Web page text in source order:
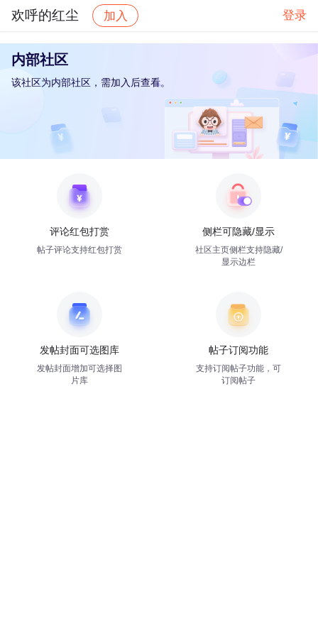
欢呼的红尘 加入 登录
内部社区
该社区为内部社区，需加入后查看。
评论红包打赏
帖子评论支持红包打赏
侧栏可隐藏/显示
社区主页侧栏支持隐藏/
显示边栏
发帖封面可选图库
发帖封面增加可选择图
片库
帖子订阅功能
支持订阅帖子功能，可
订阅帖子